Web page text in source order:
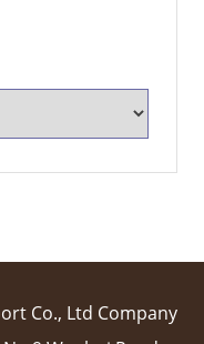
Co., Ltd Company